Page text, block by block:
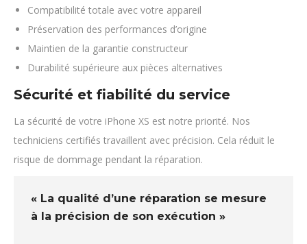
Compatibilité totale avec votre appareil
Préservation des performances d’origine
Maintien de la garantie constructeur
Durabilité supérieure aux pièces alternatives
Sécurité et fiabilité du service
La sécurité de votre iPhone XS est notre priorité. Nos
techniciens certifiés travaillent avec précision. Cela réduit le
risque de dommage pendant la réparation.
« La qualité d’une réparation se mesure
à la précision de son exécution »